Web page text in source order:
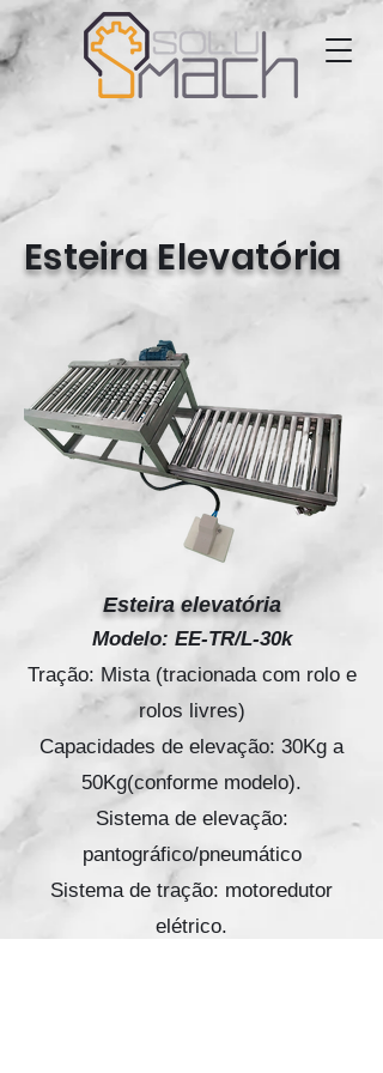
Esteira Elevatória
Esteira elevatória
Modelo: EE-TR/L-30k
Tração: Mista (tracionada com rolo e
rolos livres)
Capacidades de elevação: 30Kg a
50Kg(conforme modelo).
Sistema de elevação:
pantográfico/pneumático
Sistema de tração: motoredutor
elétrico.